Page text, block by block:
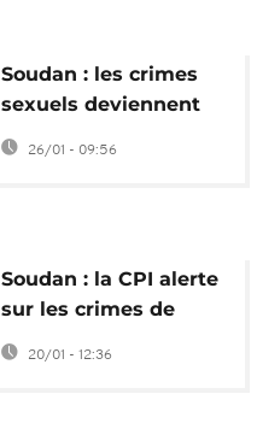
Soudan : les crimes
sexuels deviennent
une arme de guerre
26/01 - 09:56
Soudan : la CPI alerte
sur les crimes de
guerre au Darfour
20/01 - 12:36